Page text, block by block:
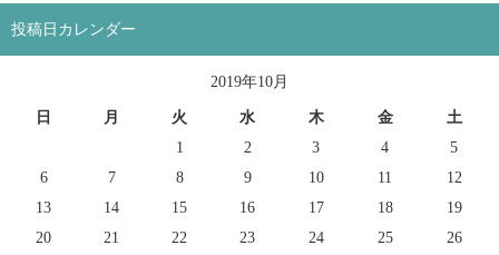
投稿日カレンダー
2019年10月
日 月 火 水 木 金
土
1
2 3 4
5
6
7 8 9 10 11
12
13
14 15 16 17 18
19
20
21 22 23 24 25 26